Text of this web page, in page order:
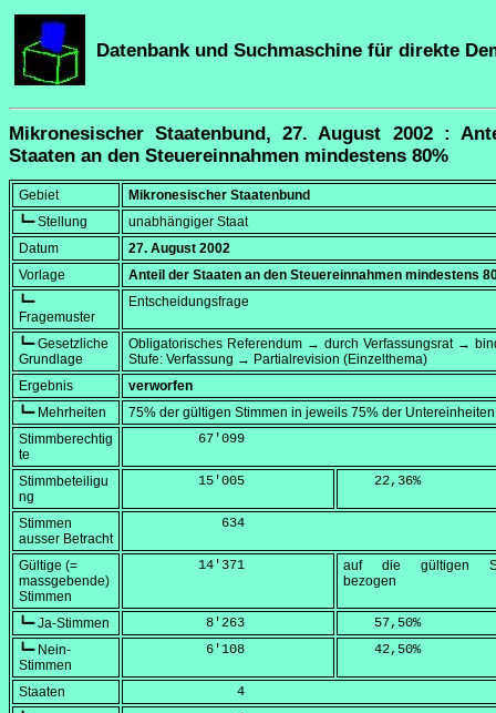
Datenbank und Suchmaschine für direkte
Mikronesischer Staatenbund, 27. August 2002 :
Staaten an den Steuereinnahmen mindestens 80%
Gebiet
Mikronesischer Staatenbund
┗━ Stellung
unabhängiger Staat
Datum
27. August 2002
Vorlage
Anteil der Staaten an den Steuereinnahmen mindestens
┗━
Fragemuster
Entscheidungsfrage
┗━ Gesetzliche
Grundlage
Obligatorisches Referendum → durch Verfassungsrat →
Stufe: Verfassung → Partialrevision (Einzelthema)
Ergebnis
verworfen
┗━ Mehrheiten
75% der gültigen Stimmen in jeweils 75% der Untereinheiten
Stimmberechtig
te
         67'099
Stimmbeteiligu
ng
         15'005
    22,36
%
Stimmen
ausser Betracht
            634
Gültige (=
massgebende)
Stimmen
         14'371
auf die gültigen
bezogen
┗━ Ja-Stimmen
          8'263
    57,50
%
┗━ Nein-
Stimmen
          6'108
    42,50
%
Staaten
              4